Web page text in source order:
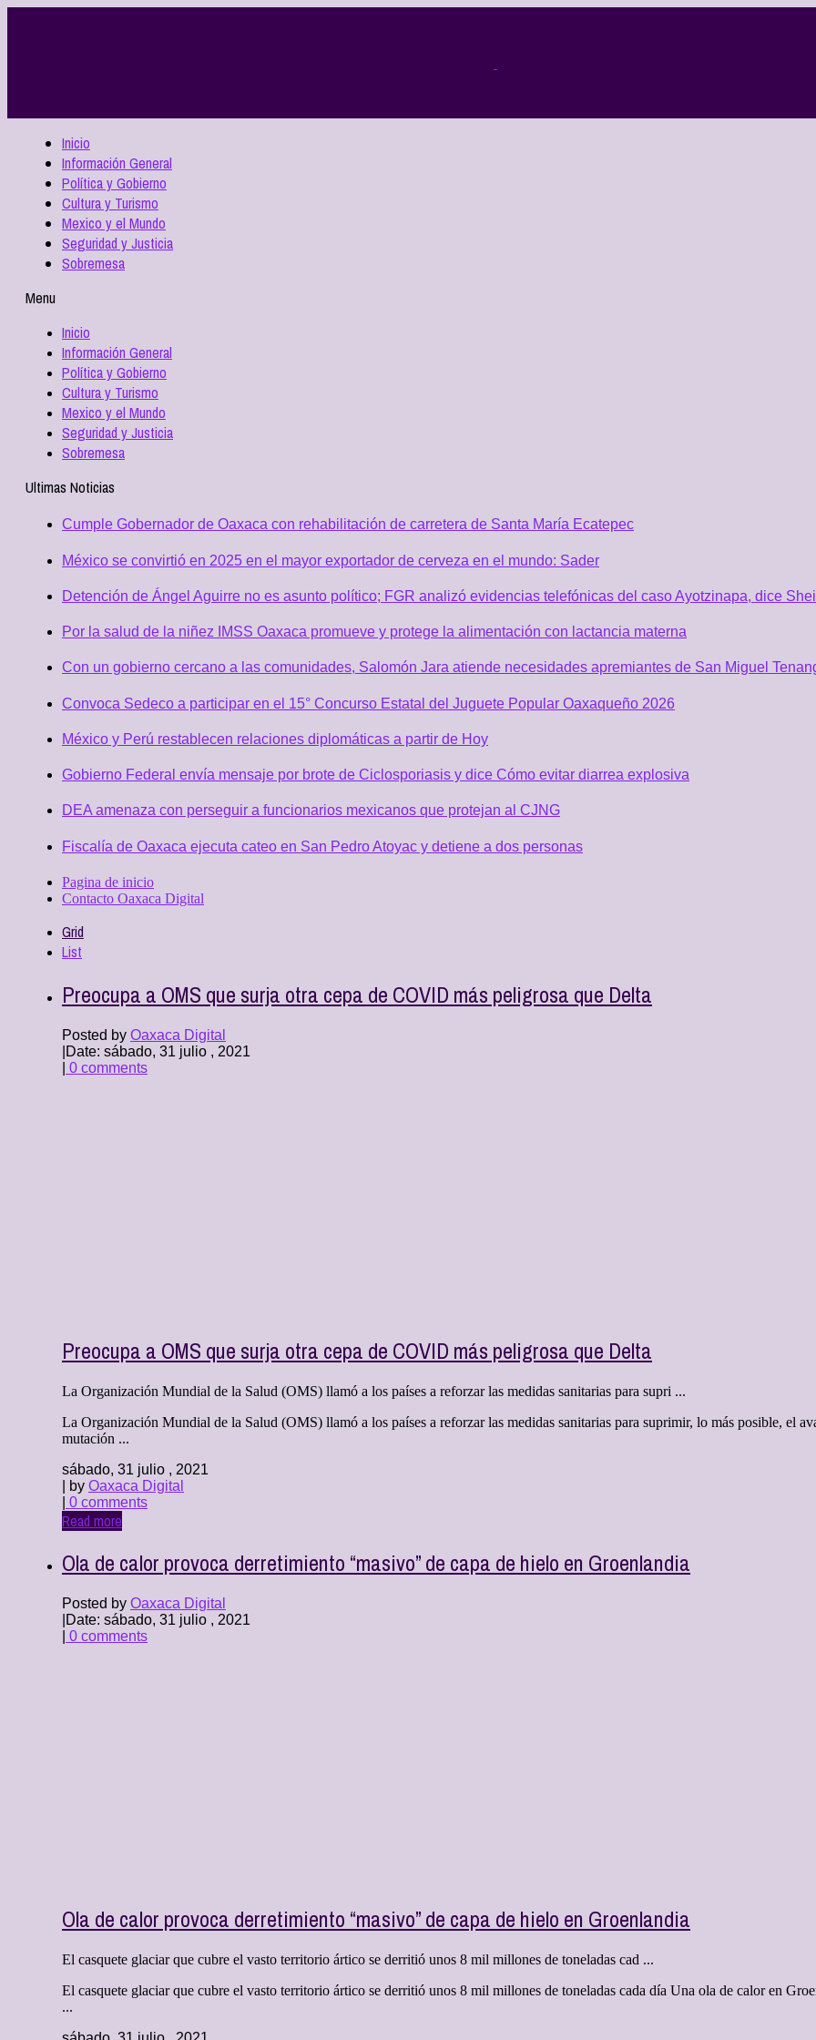
Inicio
Información General
Política y Gobierno
Cultura y Turismo
Mexico y el Mundo
Seguridad y Justicia
Sobremesa
Menu
Inicio
Información General
Política y Gobierno
Cultura y Turismo
Mexico y el Mundo
Seguridad y Justicia
Sobremesa
Ultimas Noticias
Cumple Gobernador de Oaxaca con rehabilitación de carretera de Santa María Ecatepec
México se convirtió en 2025 en el mayor exportador de cerveza en el mundo: Sader
Detención de Ángel Aguirre no es asunto político; FGR analizó evidencias telefónicas del caso Ayotzinapa, dice
Por la salud de la niñez IMSS Oaxaca promueve y protege la alimentación con lactancia materna
Con un gobierno cercano a las comunidades, Salomón Jara atiende necesidades apremiantes de San Miguel
Convoca Sedeco a participar en el 15° Concurso Estatal del Juguete Popular Oaxaqueño 2026
México y Perú restablecen relaciones diplomáticas a partir de Hoy
Gobierno Federal envía mensaje por brote de Ciclosporiasis y dice Cómo evitar diarrea explosiva
DEA amenaza con perseguir a funcionarios mexicanos que protejan al CJNG
Fiscalía de Oaxaca ejecuta cateo en San Pedro Atoyac y detiene a dos personas
Pagina de inicio
Contacto Oaxaca Digital
Grid
List
Preocupa a OMS que surja otra cepa de COVID más peligrosa que Delta
Posted by Oaxaca Digital
Date: sábado, 31 julio , 2021
0 comments
Preocupa a OMS que surja otra cepa de COVID más peligrosa que Delta
La Organización Mundial de la Salud (OMS) llamó a los países a reforzar las medidas sanitarias para supri ...
La Organización Mundial de la Salud (OMS) llamó a los países a reforzar las medidas sanitarias para suprimir, lo más posible, el
mutación ...
sábado, 31 julio , 2021
| by Oaxaca Digital
0 comments
Read more
Ola de calor provoca derretimiento “masivo” de capa de hielo en Groenlandia
Posted by Oaxaca Digital
Date: sábado, 31 julio , 2021
0 comments
Ola de calor provoca derretimiento “masivo” de capa de hielo en Groenlandia
El casquete glaciar que cubre el vasto territorio ártico se derritió unos 8 mil millones de toneladas cad ...
El casquete glaciar que cubre el vasto territorio ártico se derritió unos 8 mil millones de toneladas cada día Una ola de calor en
...